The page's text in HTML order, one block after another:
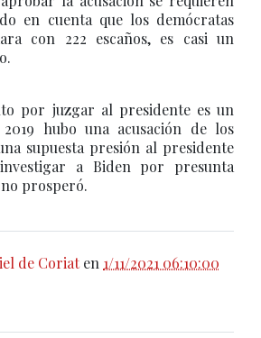
en cuenta que los demócratas
con 222 escaños, es casi un
por juzgar al presidente es un
hubo una acusación de los
supuesta presión al presidente
a Biden por presunta
prosperó.
de Coriat en 1/11/2021 06:10:00